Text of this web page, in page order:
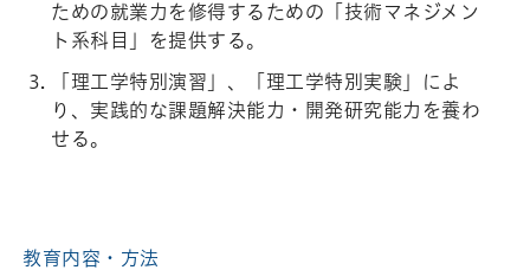
ための就業力を修得するための「技術マネジメン
ト系科目」を提供する。
「理工学特別演習」、「理工学特別実験」によ
り、実践的な課題解決能力・開発研究能力を養わ
せる。
教育内容・方法